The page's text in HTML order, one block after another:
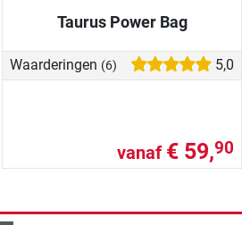
Taurus Power Bag
Waarderingen (6) 5,0
vanaf € 59,90